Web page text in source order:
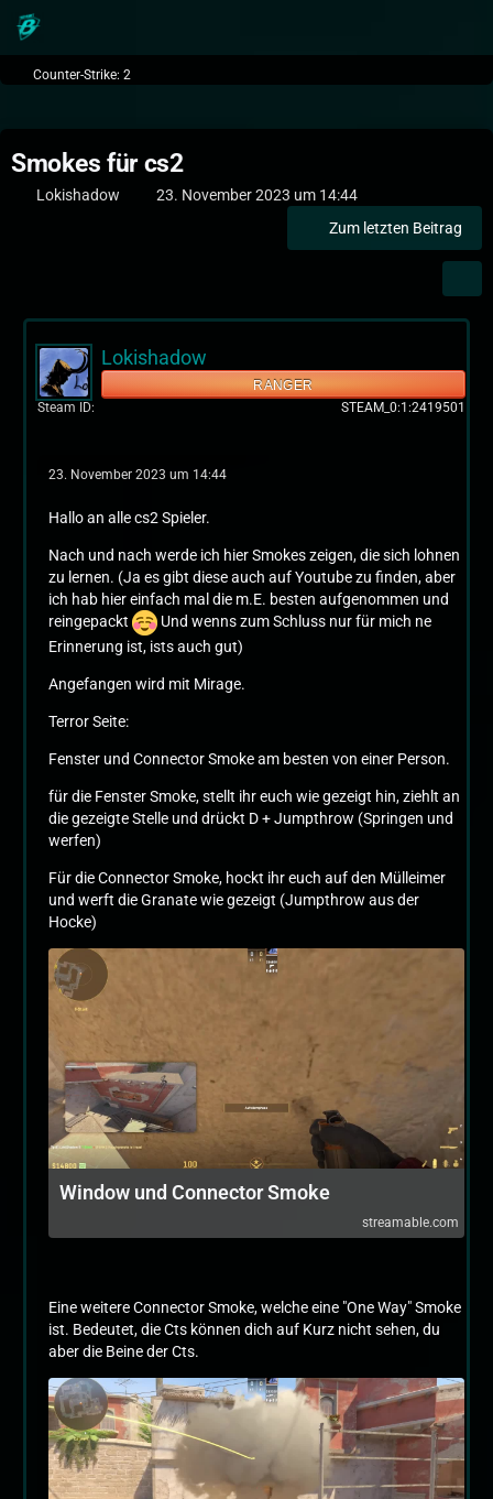
Counter-Strike: 2
Smokes für cs2
Lokishadow
23. November 2023 um 14:44
Zum letzten Beitrag
Lokishadow
RANGER
Steam ID
STEAM_0:1:2419501
23. November 2023 um 14:44
Hallo an alle cs2 Spieler.
Nach und nach werde ich hier Smokes zeigen, die sich lohnen
zu lernen. (Ja es gibt diese auch auf Youtube zu finden, aber
ich hab hier einfach mal die m.E. besten aufgenommen und
reingepackt
Und wenns zum Schluss nur für mich ne
Erinnerung ist, ists auch gut)
Angefangen wird mit Mirage.
Terror Seite:
Fenster und Connector Smoke am besten von einer Person.
für die Fenster Smoke, stellt ihr euch wie gezeigt hin, ziehlt an
die gezeigte Stelle und drückt D + Jumpthrow (Springen und
werfen)
Für die Connector Smoke, hockt ihr euch auf den Mülleimer
und werft die Granate wie gezeigt (Jumpthrow aus der
Hocke)
Window und Connector Smoke
streamable.com
Eine weitere Connector Smoke, welche eine "One Way" Smoke
ist. Bedeutet, die Cts können dich auf Kurz nicht sehen, du
aber die Beine der Cts.